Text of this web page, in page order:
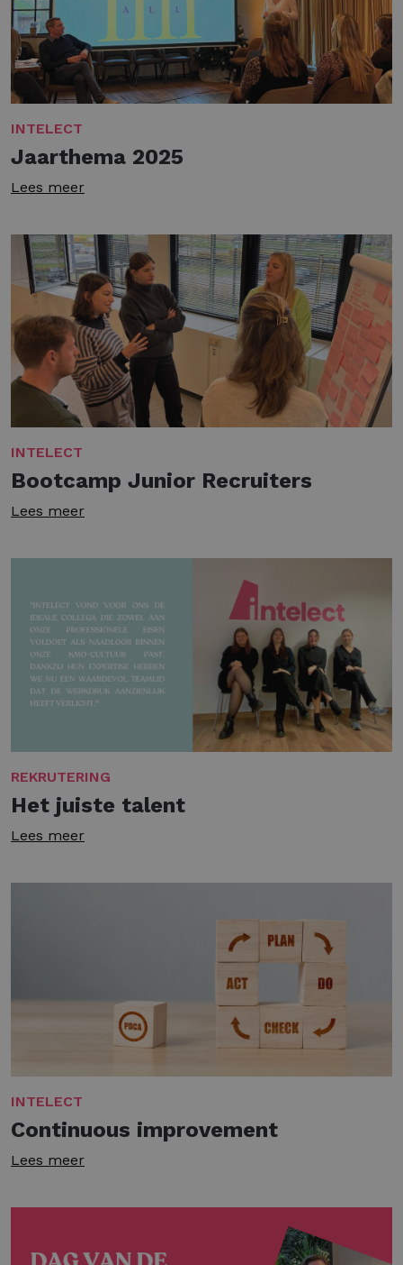
INTELECT
Jaarthema 2025
Lees meer
INTELECT
Bootcamp Junior Recruiters
Lees meer
REKRUTERING
Het juiste talent
Lees meer
INTELECT
Continuous improvement
Lees meer